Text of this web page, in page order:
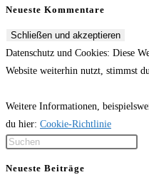
Neueste Kommentare
Datenschutz und Cookies: Diese
Website weiterhin nutzt, stimmst
Weitere Informationen,
du hier: Cookie-Richtlinie
Neueste Beiträge